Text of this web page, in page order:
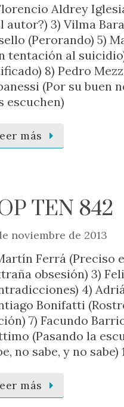
Aldrey
autor?) 3) Vilma
(Perorando) 5)
tentación al
8) Pedro
(Por su buen
escuchen)
más
TEN 842
noviembre de 2013
Ferrá (Preciso
obsesión) 3)
4)
Bonifatti
7) Facundo
(Pasando la
no sabe, y no
más